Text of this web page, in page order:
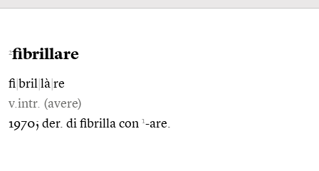
2fibrillare
fi bril là re
v.intr. (avere)
1970; der. di fibrilla con 1-are.